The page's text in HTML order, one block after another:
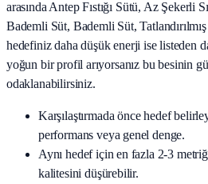
arasında Antep Fıstığı Sütü, Az Şekerli
Bademli Süt, Bademli Süt, Tatlandırılmış
hedefiniz daha düşük enerji ise listeden
yoğun bir profil arıyorsanız bu besinin
odaklanabilirsiniz.
Karşılaştırmada önce hedef
performans veya genel denge.
Aynı hedef için en fazla 2-3
kalitesini düşürebilir.